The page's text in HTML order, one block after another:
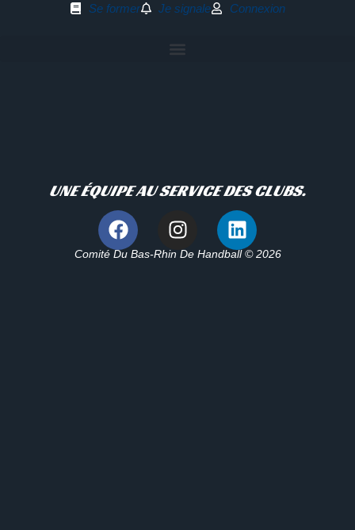
Se former Je signale Connexion
UNE ÉQUIPE AU SERVICE DES CLUBS.
Comité Du Bas-Rhin De Handball © 2026